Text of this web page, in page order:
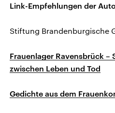
Link-Empfehlungen der
Stiftung Brandenburgische
Frauenlager Ravensbrück –
zwischen Leben und Tod
Gedichte aus dem